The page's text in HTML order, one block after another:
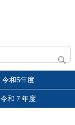
令和5年度
令和７年度